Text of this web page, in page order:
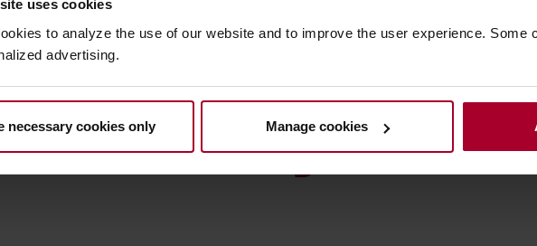
uses cookies
to analyze the use of our website and to improve the user experience. Some
advertising.
necessary cookies only Manage cookies
eenvoudig het